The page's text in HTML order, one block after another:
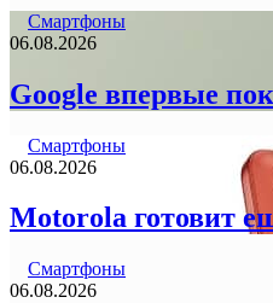
Смартфоны
06.08.2026
Google впервые
Смартфоны
06.08.2026
Motorola готовит
Смартфоны
06.08.2026